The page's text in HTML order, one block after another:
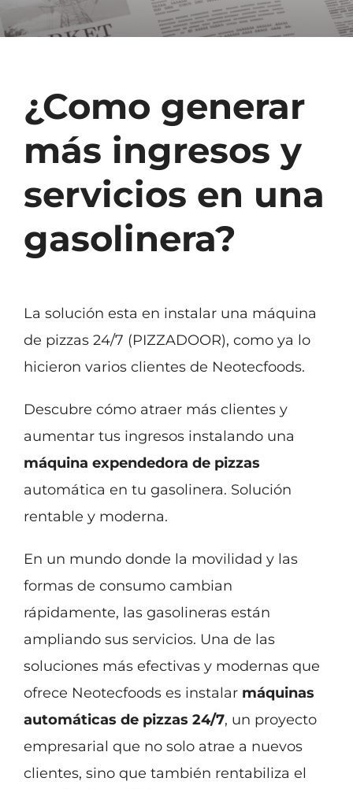
Noticias
Contacto
¿Como generar
más ingresos y
servicios en una
gasolinera?
La solución esta en instalar una máquina
de pizzas 24/7 (PIZZADOOR), como ya lo
hicieron varios clientes de Neotecfoods.
Descubre cómo atraer más clientes y
aumentar tus ingresos instalando una
máquina expendedora de pizzas
automática en tu gasolinera. Solución
rentable y moderna.
En un mundo donde la movilidad y las
formas de consumo cambian
rápidamente, las gasolineras están
ampliando sus servicios. Una de las
soluciones más efectivas y modernas que
ofrece Neotecfoods es instalar máquinas
automáticas de pizzas 24/7, un proyecto
empresarial que no solo atrae a nuevos
clientes, sino que también rentabiliza el